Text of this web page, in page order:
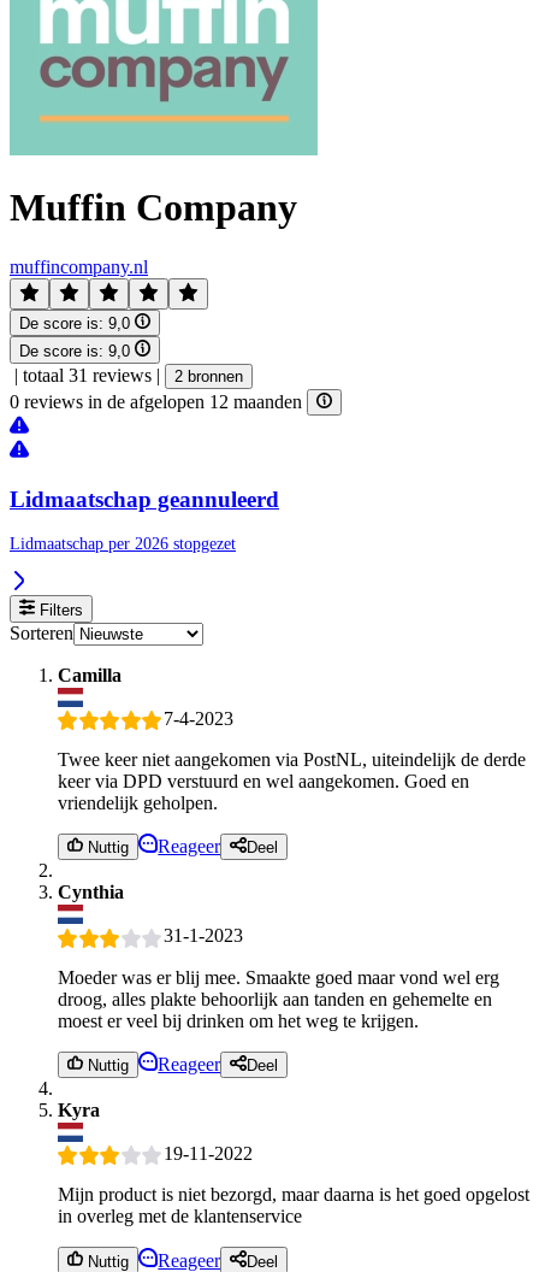
Muffin Company
muffincompany.nl
De score is: 9,0
De score is: 9,0
| totaal 31 reviews | 2 bronnen
0 reviews in de afgelopen 12 maanden
Lidmaatschap geannuleerd
Lidmaatschap per 2026 stopgezet
Filters
Sorteren
Camilla
7-4-2023
Twee keer niet aangekomen via PostNL, uiteindelijk de derde
keer via DPD verstuurd en wel aangekomen. Goed en
vriendelijk geholpen.
Nuttig Reageer Deel
Cynthia
31-1-2023
Moeder was er blij mee. Smaakte goed maar vond wel erg
droog, alles plakte behoorlijk aan tanden en gehemelte en
moest er veel bij drinken om het weg te krijgen.
Nuttig Reageer Deel
Kyra
19-11-2022
Mijn product is niet bezorgd, maar daarna is het goed opgelost
in overleg met de klantenservice
Nuttig Reageer Deel